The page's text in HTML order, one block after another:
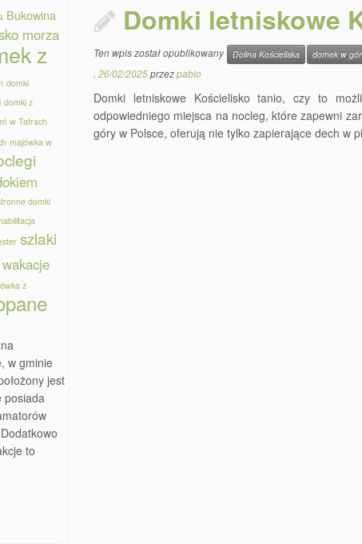
Bukowina
morza
z
domki
domki z
w Tatrach
majówka w
domki
szlaki
wakacje
z
w gminie
jest
posiada
to
Domki letniskowe
Ten wpis został opublikowany Dolina Kościeliska domek w
. 26/02/2025przezpablo
Domki letniskowe Kościelisko tanio, czy to
odpowiedniego miejsca na nocleg, które zapewni
góry w Polsce, oferują nie tylko zapierające dech w